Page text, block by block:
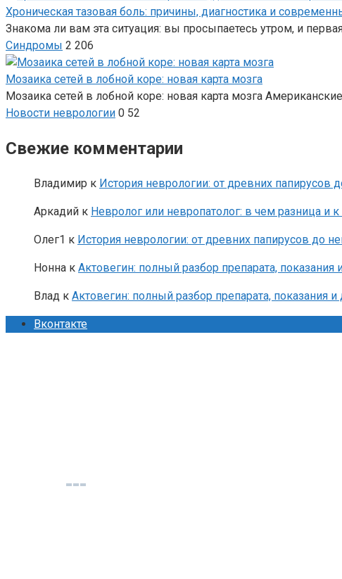
Хроническая тазовая боль: причины, диагностика и
Знакома ли вам эта ситуация: вы просыпаетесь утром, и
Синдромы 2 206
Мозаика сетей в лобной коре: новая карта мозга
Мозаика сетей в лобной коре: новая карта мозга
Новости неврологии 0 52
Свежие комментарии
Владимир к История неврологии: от древних папирусов
Аркадий к Невролог или невропатолог: в чем разница и
Олег1 к История неврологии: от древних папирусов до
Нонна к Актовегин: полный разбор препарата, показания
Влад к Актовегин: полный разбор препарата, показания и
Вконтакте